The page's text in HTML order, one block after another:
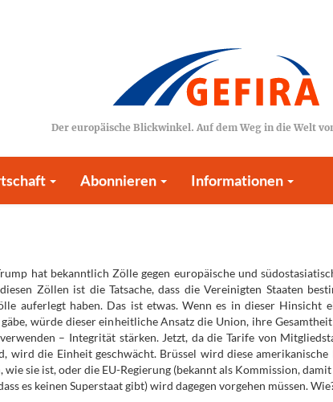
Der europäische Blickwinkel. Auf dem Weg in die Welt
Abonnieren Informationen
hat bekanntlich Zölle gegen europäische und
Zöllen ist die Tatsache, dass die Vereinigten Staaten
auferlegt haben. Das ist etwas. Wenn es in dieser Hinsicht
würde dieser einheitliche Ansatz die Union, ihre
– Integrität stärken. Jetzt, da die Tarife von
wird die Einheit geschwächt. Brüssel wird diese
wie sie ist, oder die EU-Regierung (bekannt als Kommission,
es keinen Superstaat gibt) wird dagegen vorgehen müssen.